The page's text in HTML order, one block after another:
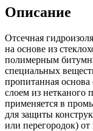
Описание
Отсечная
на основе из
полимерным
специальных
пропитанная
слоем из нетканого
применяется в
для защиты
или перегородок)